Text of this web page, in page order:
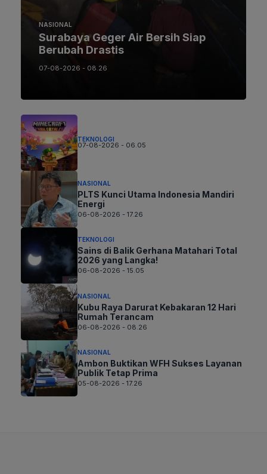
NASIONAL
Surabaya Geger Air Bersih Siap
Berubah Drastis
07-08-2026 - 08.26
TEKNOLOGI
07-08-2026 - 06.05
NASIONAL
PLTS Kunci Utama Indonesia Mandiri
Energi
06-08-2026 - 17.26
TEKNOLOGI
Sains di Balik Gerhana Matahari Total
2026 yang Langka!
06-08-2026 - 15.05
NASIONAL
Kubu Raya Darurat Kebakaran 12 Hari
Rumah Terancam
06-08-2026 - 08.26
NASIONAL
Ambon Buktikan WFH Sukses Layanan
Publik Tetap Prima
05-08-2026 - 17.26